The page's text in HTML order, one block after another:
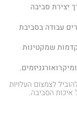
יצירת סביבה
עבודה בסביבת
שמקטינות
לצמצום העלויות
איכות הסביבה.